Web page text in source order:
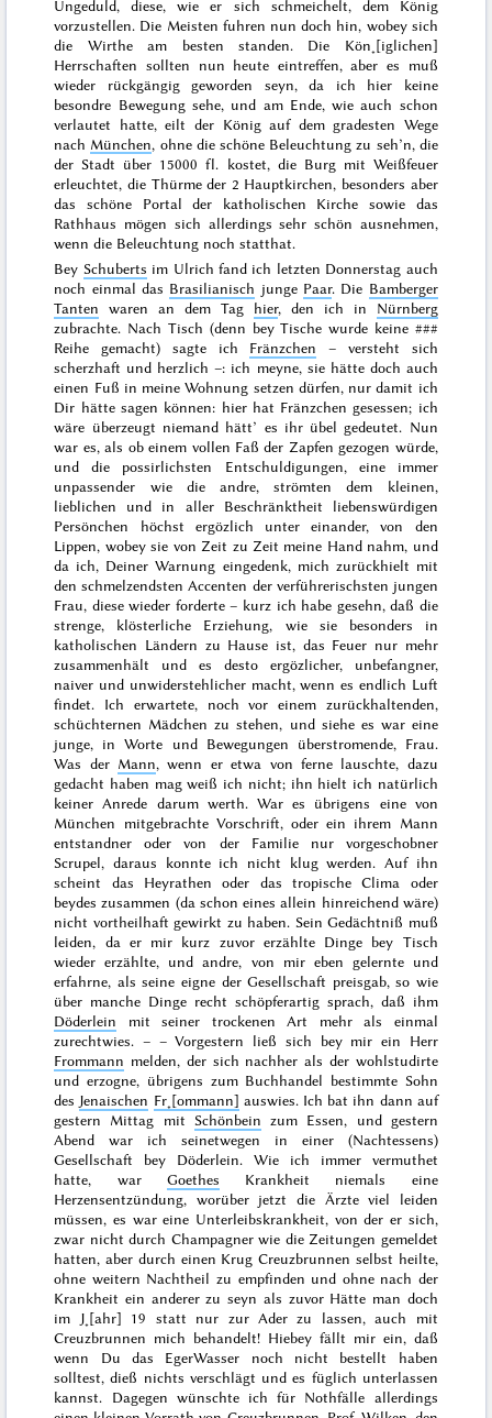
Ungeduld, diese, wie er sich schmeichelt, dem König
vorzustellen. Die Meisten fuhren nun doch hin, wobey sich
die Wirthe am besten standen. Die Kön˖[iglichen]
Herrschaften sollten nun heute eintreffen, aber es muß
wieder rückgängig geworden seyn, da ich hier keine
besondre Bewegung sehe, und am Ende, wie auch schon
verlautet hatte, eilt der König auf dem gradesten Wege
nach München, ohne die schöne Beleuchtung zu seh’n, die
der Stadt über 15000 fl. kostet, die Burg mit Weißfeuer
erleuchtet, die Thürme der 2 Hauptkirchen, besonders aber
das schöne Portal der katholischen Kirche sowie das
Rathhaus mögen sich allerdings sehr schön ausnehmen,
wenn die Beleuchtung noch statthat.
Bey Schuberts im Ulrich fand ich letzten Donnerstag auch
noch einmal das Brasilianisch junge Paar. Die Bamberger
Tanten waren an dem Tag hier, den ich in Nürnberg
zubrachte. Nach Tisch (denn bey Tische wurde keine ###
Reihe gemacht) sagte ich Fränzchen – versteht sich
scherzhaft und herzlich –: ich meyne, sie hätte doch auch
einen Fuß in meine Wohnung setzen dürfen, nur damit ich
Dir hätte sagen können: hier hat Fränzchen gesessen; ich
wäre überzeugt niemand hätt’ es ihr übel gedeutet. Nun
war es, als ob einem vollen Faß der Zapfen gezogen würde,
und die possirlichsten Entschuldigungen, eine immer
unpassender wie die andre, strömten dem kleinen,
lieblichen und in aller Beschränktheit liebenswürdigen
Persönchen höchst ergözlich unter einander, von den
Lippen, wobey sie von Zeit zu Zeit meine Hand nahm, und
da ich, Deiner Warnung eingedenk, mich zurückhielt mit
den schmelzendsten Accenten der verführerischsten jungen
Frau, diese wieder forderte – kurz ich habe gesehn, daß die
strenge, klösterliche Erziehung, wie sie besonders in
katholischen Ländern zu Hause ist, das Feuer nur mehr
zusammenhält und es desto ergözlicher, unbefangner,
naiver und unwiderstehlicher macht, wenn es endlich Luft
findet. Ich erwartete, noch vor einem zurückhaltenden,
schüchternen Mädchen zu stehen, und siehe es war eine
junge, in Worte und Bewegungen überstromende, Frau.
Was der Mann, wenn er etwa von ferne lauschte, dazu
gedacht haben mag weiß ich nicht; ihn hielt ich natürlich
keiner Anrede darum werth. War es übrigens eine von
München mitgebrachte Vorschrift, oder ein ihrem Mann
entstandner oder von der Familie nur vorgeschobner
Scrupel, daraus konnte ich nicht klug werden. Auf ihn
scheint das Heyrathen oder das tropische Clima oder
beydes zusammen (da schon eines allein hinreichend wäre)
nicht vortheilhaft gewirkt zu haben. Sein Gedächtniß muß
leiden, da er mir kurz zuvor erzählte Dinge bey Tisch
wieder erzählte, und andre, von mir eben gelernte und
erfahrne, als seine eigne der Gesellschaft preisgab, so wie
über manche Dinge recht schöpferartig sprach, daß ihm
Döderlein mit seiner trockenen Art mehr als einmal
zurechtwies. – –Vorgestern ließ sich bey mir ein Herr
Frommann melden, der sich nachher als der wohlstudirte
und erzogne, übrigens zum Buchhandel bestimmte Sohn
des Jenaischen Fr˖[ommann] auswies. Ich bat ihn dann auf
gestern Mittag mit Schönbein zum Essen, und gestern
Abend war ich seinetwegen in einer (Nachtessens)
Gesellschaft bey Döderlein. Wie ich immer vermuthet
hatte, war Goethes Krankheit niemals eine
Herzensentzündung, worüber jetzt die Ärzte viel leiden
müssen, es war eine Unterleibskrankheit, von der er sich,
zwar nicht durch Champagner wie die Zeitungen gemeldet
hatten, aber durch einen Krug Creuzbrunnen selbst heilte,
ohne weitern Nachtheil zu empfinden und ohne nach der
Krankheit ein anderer zu seyn als zuvor Hätte man doch
im J˖[ahr] 19 statt nur zur Ader zu lassen, auch mit
Creuzbrunnen mich behandelt! Hiebey fällt mir ein, daß
wenn Du das EgerWasser noch nicht bestellt haben
solltest, dieß nichts verschlägt und es füglich unterlassen
kannst. Dagegen wünschte ich für Nothfälle allerdings